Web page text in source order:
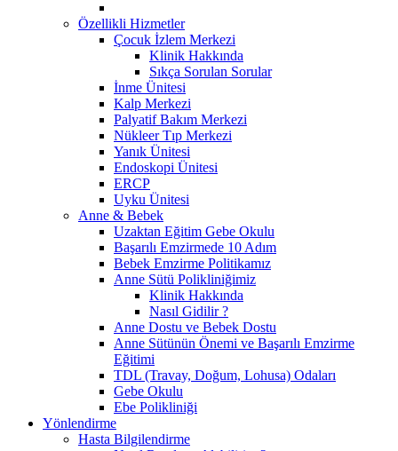
Özellikli Hizmetler
Çocuk İzlem Merkezi
Klinik Hakkında
Sıkça Sorulan Sorular
İnme Ünitesi
Kalp Merkezi
Palyatif Bakım Merkezi
Nükleer Tıp Merkezi
Yanık Ünitesi
Endoskopi Ünitesi
ERCP
Uyku Ünitesi
Anne & Bebek
Uzaktan Eğitim Gebe Okulu
Başarılı Emzirmede 10 Adım
Bebek Emzirme Politikamız
Anne Sütü Polikliniğimiz
Klinik Hakkında
Nasıl Gidilir ?
Anne Dostu ve Bebek Dostu
Anne Sütünün Önemi ve Başarılı Emzirme
Eğitimi
TDL (Travay, Doğum, Lohusa) Odaları
Gebe Okulu
Ebe Polikliniği
Yönlendirme
Hasta Bilgilendirme